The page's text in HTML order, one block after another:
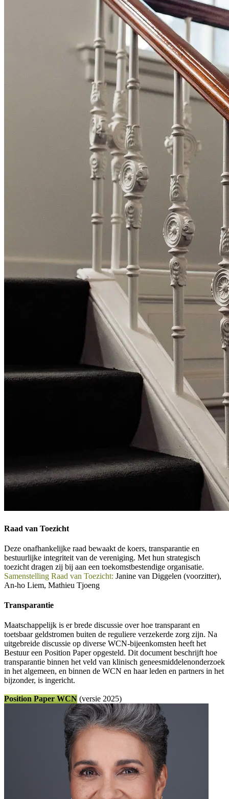
Raad van Toezicht
Deze onafhankelijke raad bewaakt de koers, transparantie en
bestuurlijke integriteit van de vereniging. Met hun strategisch
toezicht dragen zij bij aan een toekomstbestendige organisatie.
Samenstelling Raad van Toezicht: Janine van Diggelen (voorzitter),
An-ho Liem, Mathieu Tjoeng
Transparantie
Maatschappelijk is er brede discussie over hoe transparant en
toetsbaar geldstromen buiten de reguliere verzekerde zorg zijn. Na
uitgebreide discussie op diverse WCN-bijeenkomsten heeft het
Bestuur een Position Paper opgesteld. Dit document beschrijft hoe
transparantie binnen het veld van klinisch geneesmiddelenonderzoek
in het algemeen, en binnen de WCN en haar leden en partners in het
bijzonder, is ingericht.
Position Paper WCN (versie 2025)